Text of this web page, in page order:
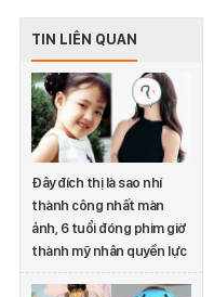
TIN LIÊN QUAN
Đây đích thị là sao nhí
thành công nhất màn
ảnh, 6 tuổi đóng phim giờ
thành mỹ nhân quyền lực